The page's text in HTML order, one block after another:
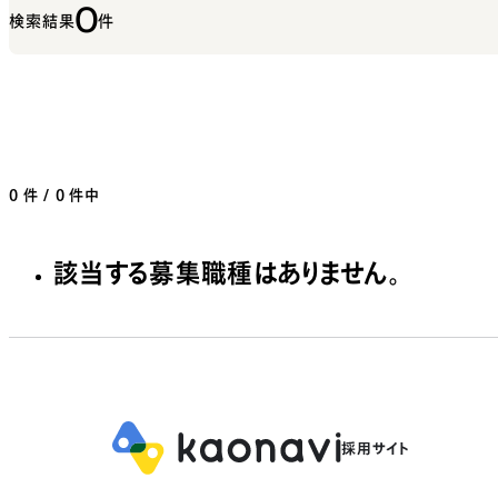
検索結果0件
0 件 / 0 件中
該当する募集職種はありません。